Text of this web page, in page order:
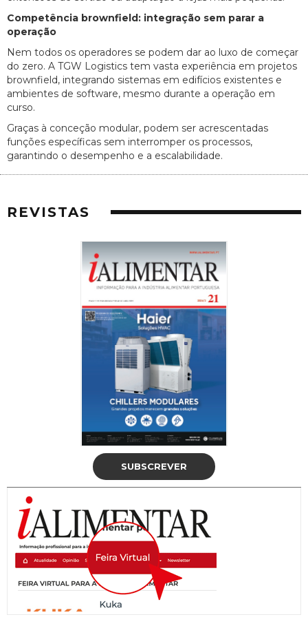
Competência brownfield: integração sem parar a
operação
Nem todos os operadores se podem dar ao luxo de começar
do zero. A TGW Logistics tem vasta experiência em projetos
brownfield, integrando sistemas em edifícios existentes e
ambientes de software, mesmo durante a operação em
curso.
Graças à conceção modular, podem ser acrescentadas
funções específicas sem interromper os processos,
garantindo o desempenho e a escalabilidade.
REVISTAS
SUBSCREVER